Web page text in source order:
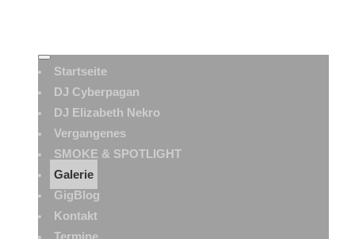
Startseite
DJ Cyberpagan
DJ Elizabeth Nekro
Vergangenes
SMOKE & SPOTLIGHT
Galerie
GigBlog
Kontakt
Termine